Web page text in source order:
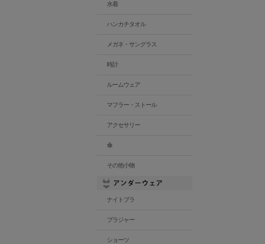
水着
ハンカチタオル
メガネ・サングラス
時計
ルームウェア
マフラー・ストール
アクセサリー
傘
その他小物
ナイトブラ
ブラジャー
ショーツ